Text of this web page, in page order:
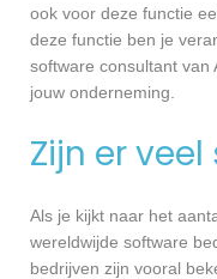
ook voor deze functie
deze functie ben je
software consultant van
jouw onderneming.
Zijn er
Als je kijkt naar het
wereldwijde software
bedrijven zijn vooral